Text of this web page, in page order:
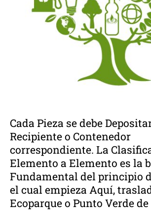
Cada Pieza se debe
Recipiente o Contenedor
correspondiente. La
Elemento a Elemento es la
Fundamental del principio
el cual empieza Aquí,
Ecoparque o Punto Verde